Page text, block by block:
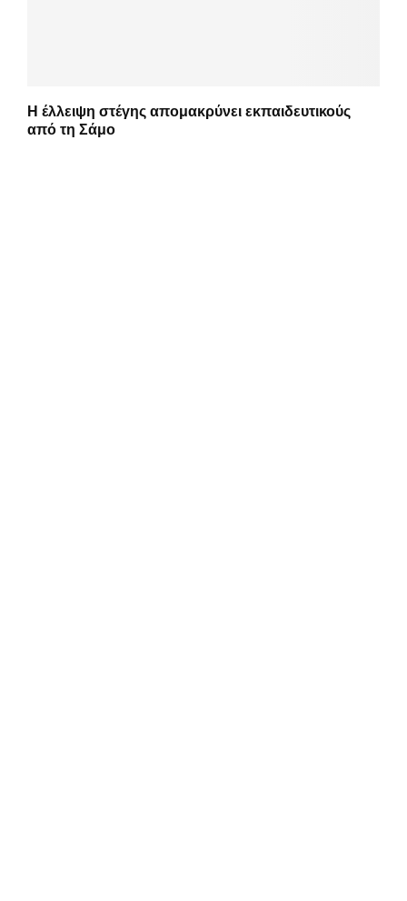
Η έλλειψη στέγης απομακρύνει εκπαιδευτικούς
από τη Σάμο